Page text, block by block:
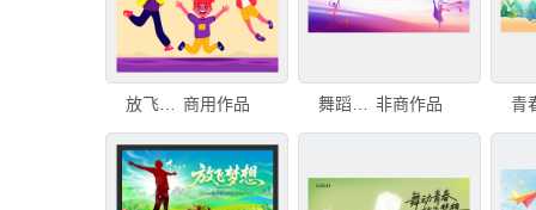
商用作品 非商作品